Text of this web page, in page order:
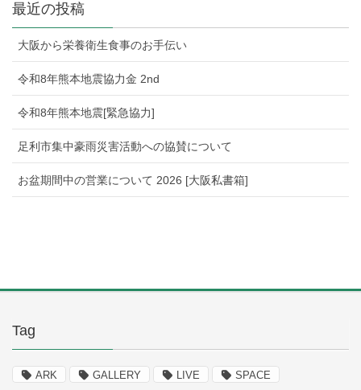
最近の投稿
大阪から栄養衛生食事のお手伝い
令和8年熊本地震協力金 2nd
令和8年熊本地震[緊急協力]
足利市集中豪雨災害活動への協賛について
お盆期間中の営業について 2026 [大阪私書箱]
Tag
ARK GALLERY LIVE SPACE